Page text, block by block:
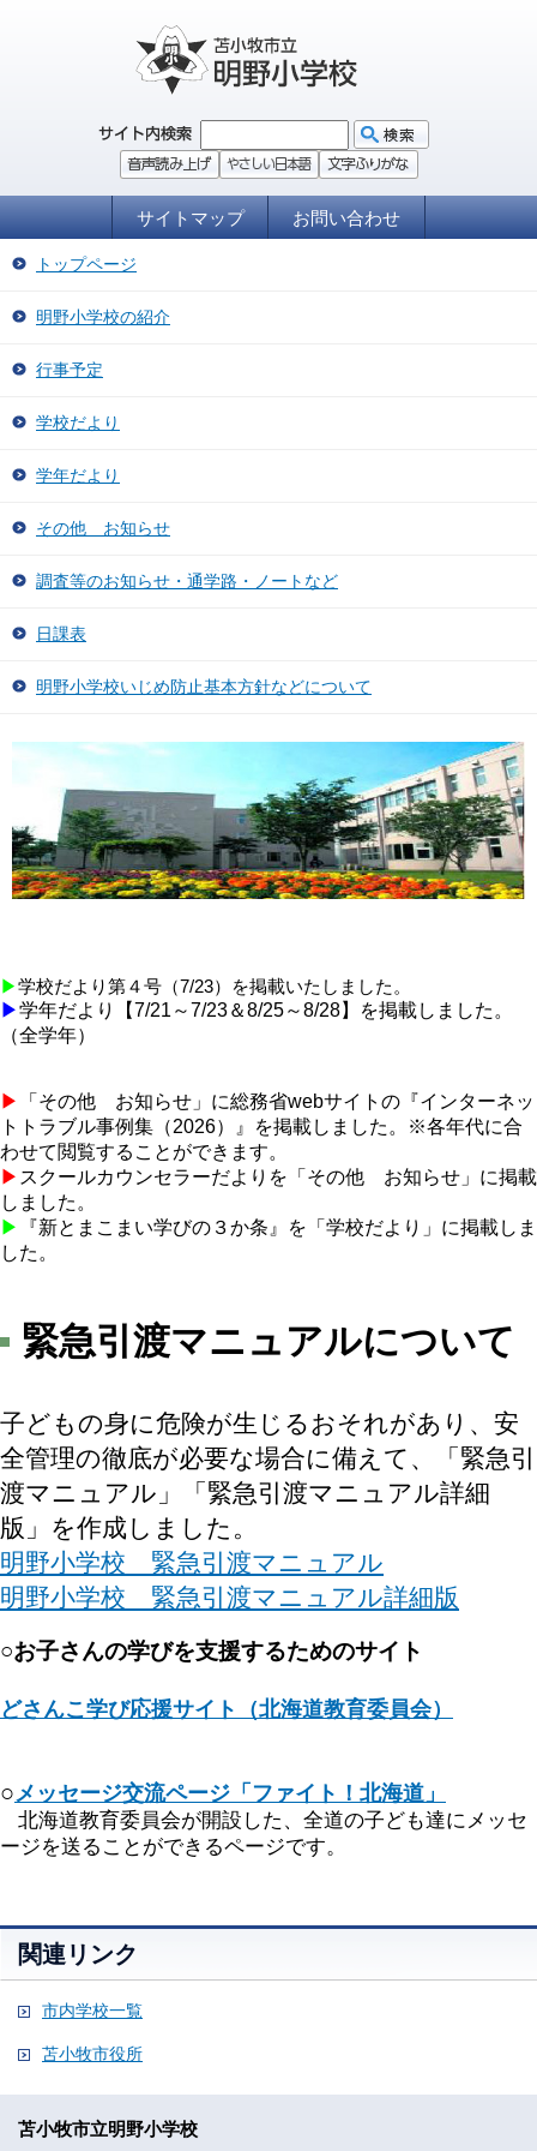
サイトマップ お問い合わせ
トップページ
明野小学校の紹介
行事予定
学校だより
学年だより
その他 お知らせ
調査等のお知らせ・通学路・ノートなど
日課表
明野小学校いじめ防止基本方針などについて
▶学校だより第４号（7/23）を掲載いたしました。
▶学年だより【7/21～7/23＆8/25～8/28】を掲載しました。
（全学年）
▶
「その他 お知らせ」に総務省webサイトの『インターネッ
トトラブル事例集（2026）』を掲載しました。※各年代に合
わせて閲覧することができます。
▶ スクールカウンセラーだよりを「その他 お知らせ」に掲載
しました。
▶
『新とまこまい学びの３か条』を「学校だより」に掲載しま
した。
緊急引渡マニュアルについて
子どもの身に危険が生じるおそれがあり、安
全管理の徹底が必要な場合に備えて、「緊急引
渡マニュアル」「緊急引渡マニュアル詳細
版」を作成しました。
明野小学校 緊急引渡マニュアル
明野小学校 緊急引渡マニュアル詳細版
○お子さんの学びを支援するためのサイト
どさんこ学び応援サイト（北海道教育委員会）
○ メッセージ交流ページ「ファイト！北海道」
北海道教育委員会が開設した、全道の子ども達にメッセ
ージを送ることができるページです。
関連リンク
市内学校一覧
苫小牧市役所
苫小牧市立明野小学校